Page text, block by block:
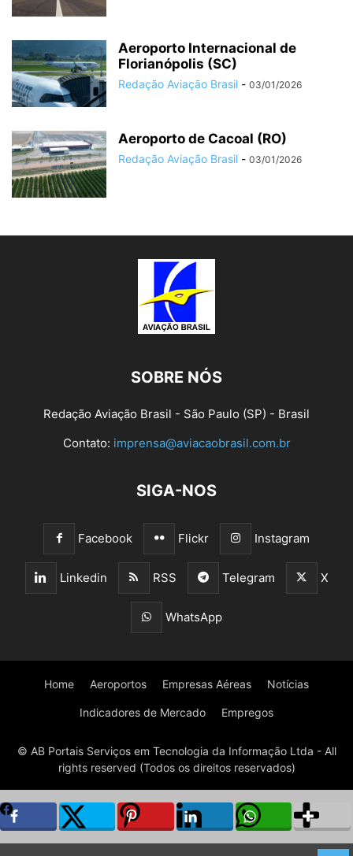
Aeroporto Internacional de
Florianópolis (SC)
Redação Aviação Brasil - 03/01/2026
Aeroporto de Cacoal (RO)
Redação Aviação Brasil - 03/01/2026
SOBRE NÓS
Redação Aviação Brasil - São Paulo (SP) - Brasil
Contato: imprensa@aviacaobrasil.com.br
SIGA-NOS
Facebook Flickr Instagram
Linkedin RSS Telegram X
WhatsApp
Home Aeroportos Empresas Aéreas Notícias
Indicadores de Mercado Empregos
© AB Portais Serviços em Tecnologia da Informação Ltda - All
rights reserved (Todos os direitos reservados)